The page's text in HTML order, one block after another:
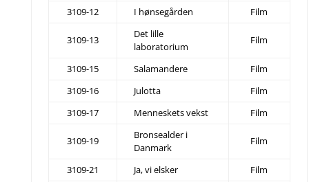
3109-12
I hønsegården Film
3109-13
Det lille
laboratorium
Film
3109-15 Salamandere
Film
3109-16
Julotta
Film
3109-17
Menneskets vekst Film
3109-19
Bronsealder i
Danmark
Film
3109-21 Ja, vi elsker Film